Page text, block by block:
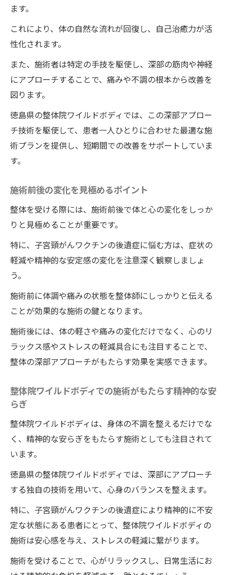
ます。
これにより、体の自然な流れが回復し、自己治癒力が活
性化されます。
また、施術者は特定の手技を駆使し、深部の筋肉や神経
にアプローチすることで、痛みや不調の根本から改善を
図ります。
徳島県の整体院ワイルドボディでは、この深部アプロー
チ技術を駆使して、患者一人ひとりに合わせた最適な施
術プランを提供し、短期間での改善をサポートしていま
す。
施術前後の変化を見極めるポイント
整体を受ける際には、施術前後で体と心の変化をしっか
りと見極めることが重要です。
特に、子宮頸がんワクチンの後遺症に悩む方は、症状の
軽減や精神的な安定感の変化を注意深く観察しましょ
う。
施術前に体調や痛みの状態を整体師にしっかりと伝える
ことが効果的な施術の鍵となります。
施術後には、体の軽さや痛みの変化だけでなく、心のリ
ラックス感やストレスの軽減具合にも注目することで、
整体の深部アプローチがもたらす効果を実感できます。
整体院ワイルドボディでの施術がもたらす精神的な安
らぎ
整体院ワイルドボディは、身体の不調を整えるだけでな
く、精神的な安らぎをもたらす施術としても注目されて
います。
徳島県の整体院ワイルドボディでは、深部にアプローチ
する独自の技術を用いて、心身のバランスを整えます。
特に、子宮頸がんワクチンの後遺症により精神的に不安
定な状態にある患者にとって、整体院ワイルドボディの
施術は安心感を与え、ストレスの軽減に繋がります。
施術を受けることで、心がリラックスし、日常生活にお